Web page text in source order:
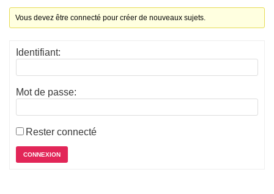
Vous devez être connecté pour créer de nouveaux sujets.
Identifiant:
Mot de passe:
Rester connecté
CONNEXION